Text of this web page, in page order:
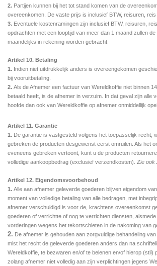
2. Partijen kunnen bij het tot stand komen van de
overeenkomen. De vaste prijs is inclusief BTW, reisuren,
3. Eventuele kostenramingen zijn inclusief BTW, reisuren,
opdrachten met een looptijd van meer dan 1 maand zullen
maandelijks in rekening worden gebracht.
Artikel 10. Betaling
1. Indien niet uitdrukkelijk anders is overeengekomen
bij vooruitbetaling.
2. Als de Afnemer een factuur van Wereldkoffie niet binnen
betaald heeft, is de afnemer in verzuim. In dat geval zijn alle
hoofde dan ook van Wereldkoffie op afnemer onmiddellijk
Artikel 11. Garantie
1. De garantie is vastgesteld volgens het toepasselijk recht,
gebreken de producten desgewenst eerst omruilen. Als het
eveneens gebreken vertoont, kunt u de producten
volledige aankoopbedrag (exclusief verzendkosten). Zie ook
Artikel 12. Eigendomsvoorbehoud
1. Alle aan afnemer geleverde goederen blijven eigendom
moment van volledige betaling van alle bedragen, met
afnemer verschuldigd is voor de, krachtens overeenkomst
goederen of verrichtte of nog te verrichten diensten,
vorderingen wegens het tekortschieten in de nakoming van
2. De afnemer is gehouden aan zorgvuldige behandeling
mist het recht de geleverde goederen anders dan na
Wereldkoffie, te bezwaren en/of te belenen en/of hierop (stil)
zolang afnemer niet volledig aan zijn verplichtingen jegens